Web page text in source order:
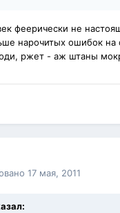
феерически не
нарочитых ошибок на
ржет - аж штаны
17 мая, 2011